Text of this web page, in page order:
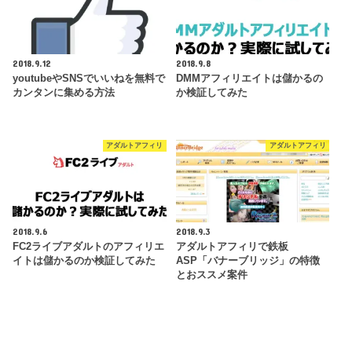
2018.9.12
youtubeやSNSでいいねを無料で
カンタンに集める方法
2018.9.8
DMMアフィリエイトは儲かるの
か検証してみた
アダルトアフィリ
2018.9.6
FC2ライブアダルトのアフィリエ
イトは儲かるのか検証してみた
アダルトアフィリ
2018.9.3
アダルトアフィリで鉄板
ASP「バナーブリッジ」の特徴
とおススメ案件